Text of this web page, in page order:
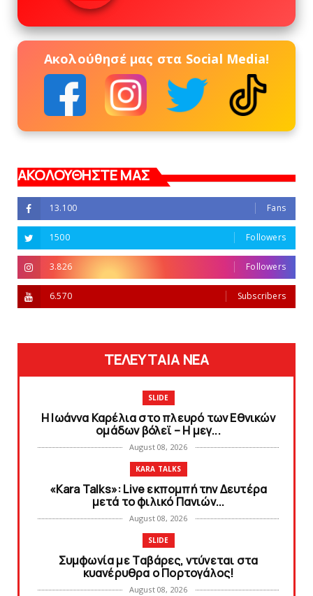
Ακολούθησέ μας στα Social Media!
ΑΚΟΛΟΥΘΗΣΤΕ ΜΑΣ
13.100 Fans
1500 Followers
3.826 Followers
6.570 Subscribers
ΤΕΛΕΥΤΑΙΑ ΝΕΑ
SLIDE
Η Ιωάννα Καρέλια στο πλευρό των Εθνικών
ομάδων βόλεϊ – H μεγ...
August 08, 2026
KARA TALKS
«Kara Talks»: Live εκπομπή την Δευτέρα
μετά το φιλικό Πανιών...
August 08, 2026
SLIDE
Συμφωνία με Tαβάρες, ντύνεται στα
κυανέρυθρα ο Πορτογάλος!
August 08, 2026